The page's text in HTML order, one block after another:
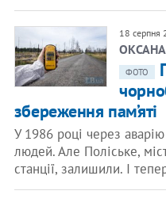
18 серпня
ФОТО
збереження пам’яті
У 1986 році через
людей. Але Поліське,
станції, залишили. І